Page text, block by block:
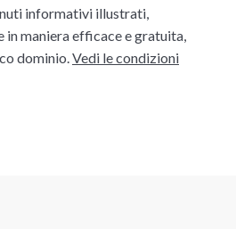
informativi illustrati,
maniera efficace e gratuita,
dominio. Vedi le condizioni